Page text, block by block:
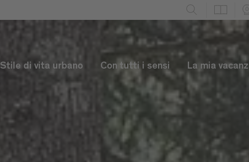
Stile di vita urbano Con tutti i sensi La mia